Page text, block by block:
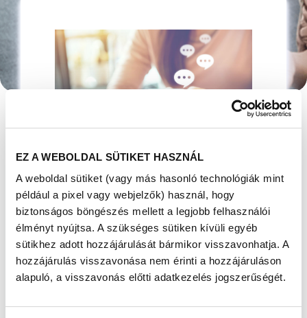
EZ A WEBOLDAL SÜTIKET HASZNÁL
A weboldal sütiket (vagy más hasonló technológiák mint
például a pixel vagy webjelzők) használ, hogy
biztonságos böngészés mellett a legjobb felhasználói
élményt nyújtsa. A szükséges sütiken kívüli egyéb
sütikhez adott hozzájárulását bármikor visszavonhatja. A
hozzájárulás visszavonása nem érinti a hozzájáruláson
alapuló, a visszavonás előtti adatkezelés jogszerűségét.
TUDATOSAN
TALÁLJUNK
TÁMPONTOKAT,
SEGÍTSÉGET, HA